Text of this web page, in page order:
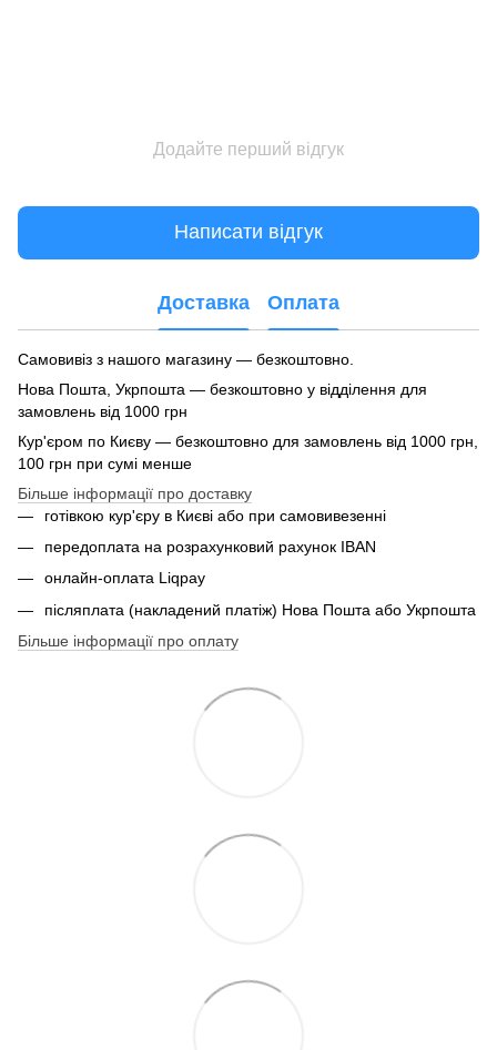
Додайте перший відгук
Написати відгук
Доставка Оплата
Самовивіз з нашого магазину — безкоштовно.
Нова Пошта, Укрпошта — безкоштовно у відділення для
замовлень від 1000 грн
Кур'єром по Києву — безкоштовно для замовлень від 1000 грн,
100 грн при сумі менше
Більше інформації про доставку
готівкою кур'єру в Києві або при самовивезенні
передоплата на розрахунковий рахунок IBAN
онлайн-оплата Liqpay
післяплата (накладений платіж) Нова Пошта або Укрпошта
Більше інформації про оплату